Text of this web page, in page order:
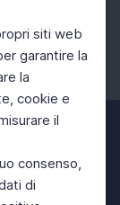
siti web
garantire la
la
cookie e
il
consenso,
di
Twitter